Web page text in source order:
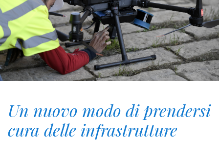
Un nuovo modo di prendersi
cura delle infrastrutture